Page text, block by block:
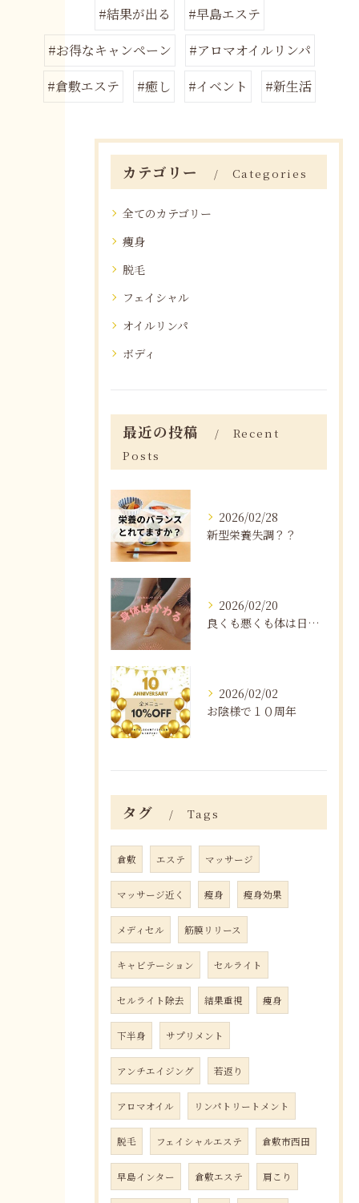
#結果が出る
#早島エステ
#お得なキャンペーン
#アロマオイルリンパ
#倉敷エステ
#癒し #イベント #新生活
カテゴリー Categories
全てのカテゴリー
痩身
脱毛
フェイシャル
オイルリンパ
ボディ
最近の投稿
Recent
Posts
2026/02/28
新型栄養失調？？
2026/02/20
良くも悪くも体は日々変化する
2026/02/02
お陰様で１０周年
タグ Tags
倉敷 エステ マッサージ
マッサージ近く 瘦身 瘦身効果
メディセル 筋膜リリース
キャビテーション セルライト
セルライト除去 結果重視 痩身
下半身 サプリメント
アンチエイジング 若返り
アロマオイル リンパトリートメント
脱毛 フェイシャルエステ 倉敷市西田
早島インター 倉敷エステ 肩こり